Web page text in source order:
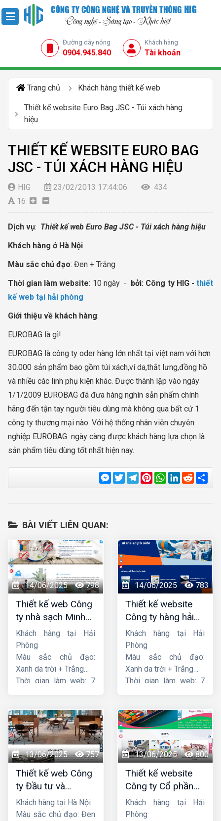
Đường dây nóng
0904.945.840
Khách hàng
Tài khoản
Trang chủ Khách hàng thiết kế web
Thiết kế website Euro Bag JSC - Túi xách hàng
hiệu
THIẾT KẾ WEBSITE EURO BAG
JSC - TÚI XÁCH HÀNG HIỆU
HIG 23/02/2013 17:44:06
434
16
Dịch vụ: Thiết kế web Euro Bag JSC - Túi xách hàng hiệu
Khách hàng ở Hà Nội
Màu sắc chủ đạo: Đen + Trắng
Thời gian làm website: 10 ngày - bởi: Công ty HIG -thiết
kế web tại hải phòng
Giới thiệu về khách hàng:
EUROBAG là gì!
EUROBAG là công ty oder hàng lớn nhất tại việt nam với hơn
30.000 sản phẩm bao gồm túi xách,ví da,thắt lưng,đồng hồ
và nhiều các linh phụ kiện khác. Được thành lập vào ngày
1/1/2009 EUROBAG đã đưa hàng nghìn sản phẩm chính
hãng đến tận tay người tiêu dùng mà không qua bất cứ 1
công ty thương mại nào. Với hệ thống nhân viên chuyên
nghiệp EUROBAG ngày càng được khách hàng lựa chọn là
sản phẩm tiêu dùng tốt nhất hiện nay.
Messenger
TwitterTelegram
Pinterest
WhatsApp
LinkedIn
Reddit
BÀI VIẾT LIÊN QUAN:
14/06/2025 798
Thiết kế web Công
ty nhà sạch Minh
Dương
Khách hàng tại Hải
Phòng
Màu sắc chủ đạo:
Xanh da trời + Trắng
Thời gian làm web: 7
14/06/2025 783
Thiết kế website
Công ty hàng hải
liên minh
Khách hàng tại Hải
Phòng
Màu sắc chủ đạo:
Xanh da trời + Trắng
Thời gian làm web: 7
13/06/2025 757
Thiết kế web Công
ty Đầu tư và
Thương mại Five-
Star
Khách hàng tại Hà Nội
Màu sắc chủ đạo: Đen
13/06/2025 800
Thiết kế website
Công ty Cổ phần
dịch vụ hàng hải
Sen
Khách hàng tại Hải
Phòng